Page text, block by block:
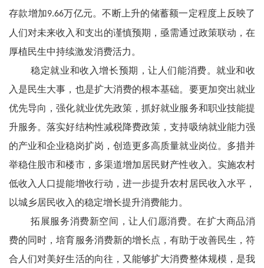
存款增加9.66万亿元。不断上升的储蓄额一定程度上反映了
人们对未来收入和支出的谨慎预期，亟需通过政策联动，在
厚植民生中持续激发消费活力。
稳定就业和收入增长预期，让人们能消费。就业和收
入是民生大事，也是扩大消费的根本基础。要更加突出就业
优先导向，强化就业优先政策，抓好就业服务和职业技能提
升服务。落实好结构性减税降费政策，支持吸纳就业能力强
的产业和企业稳岗扩岗，创造更多高质量就业岗位。多措并
举稳住股市和楼市，多渠道增加居民财产性收入。实施农村
低收入人口提能增收行动，进一步提升农村居民收入水平，
以城乡居民收入的稳定增长提升消费能力。
拓展服务消费新空间，让人们愿消费。在扩大商品消
费的同时，培育服务消费新的增长点，有助于改善民生，符
合人们对美好生活的向往，又能够扩大消费整体规模，是我